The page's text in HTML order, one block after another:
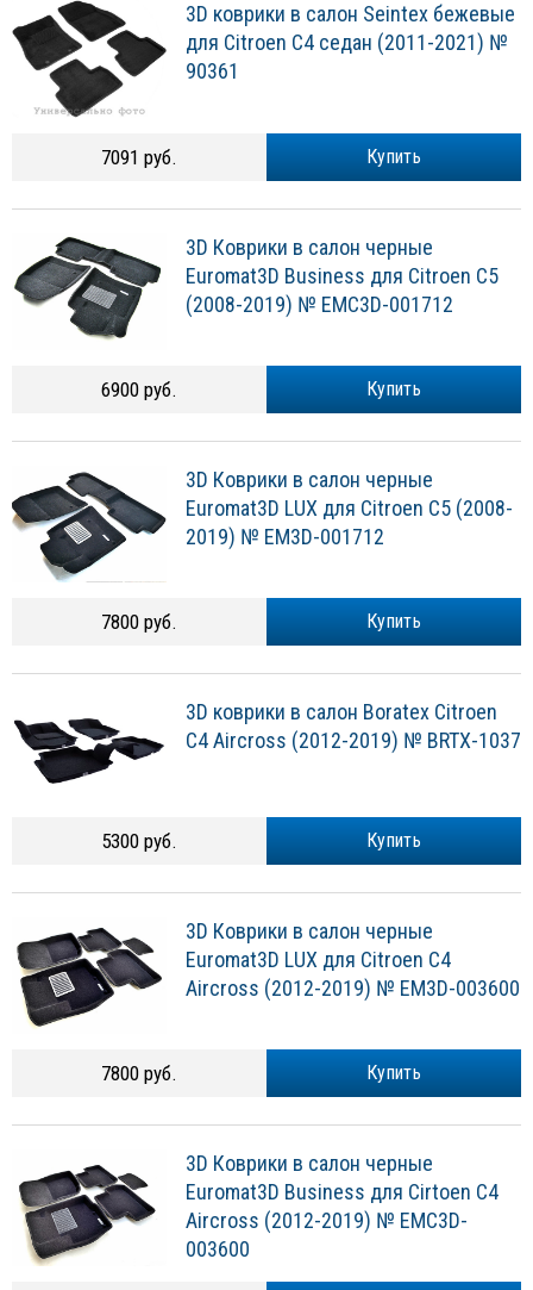
3D коврики в салон Seintex бежевые
для Citroen C4 седан (2011-2021) №
90361
Купить
7091 руб.
3D Коврики в салон черные
Euromat3D Business для Citroen C5
(2008-2019) № EMC3D-001712
Купить
6900 руб.
3D Коврики в салон черные
Euromat3D LUX для Citroen C5 (2008-
2019) № EM3D-001712
Купить
7800 руб.
3D коврики в салон Boratex Citroen
C4 Aircross (2012-2019) № BRTX-1037
Купить
5300 руб.
3D Коврики в салон черные
Euromat3D LUX для Citroen C4
Aircross (2012-2019) № EM3D-003600
Купить
7800 руб.
3D Коврики в салон черные
Euromat3D Business для Cirtoen C4
Aircross (2012-2019) № EMC3D-
003600